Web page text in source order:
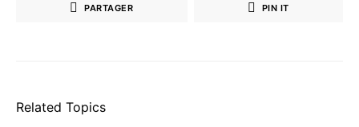
PARTAGER PIN IT
Related Topics